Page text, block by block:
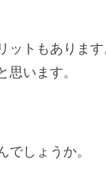
トもありま
います。
でしょうか。